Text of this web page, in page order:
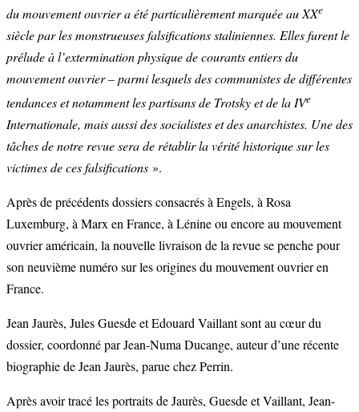
du mouvement ouvrier a été particulièrement marquée au XXe
siècle par les monstrueuses falsifications staliniennes. Elles furent le
prélude à l’extermination physique de courants entiers du
mouvement ouvrier – parmi lesquels des communistes de différentes
tendances et notamment les partisans de Trotsky et de la IVe
Internationale, mais aussi des socialistes et des anarchistes. Une des
tâches de notre revue sera de rétablir la vérité historique sur les
victimes de ces falsifications ».
Après de précédents dossiers consacrés à Engels, à Rosa
Luxemburg, à Marx en France, à Lénine ou encore au mouvement
ouvrier américain, la nouvelle livraison de la revue se penche pour
son neuvième numéro sur les origines du mouvement ouvrier en
France.
Jean Jaurès, Jules Guesde et Edouard Vaillant sont au cœur du
dossier, coordonné par Jean-Numa Ducange, auteur d’une récente
biographie de Jean Jaurès, parue chez Perrin.
Après avoir tracé les portraits de Jaurès, Guesde et Vaillant, Jean-